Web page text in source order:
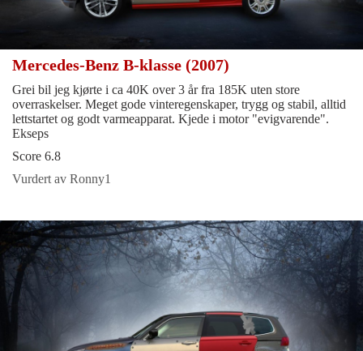
Mercedes-Benz B-klasse (2007)
Grei bil jeg kjørte i ca 40K over 3 år fra 185K uten store
overraskelser. Meget gode vinteregenskaper, trygg og stabil, alltid
lettstartet og godt varmeapparat. Kjede i motor "evigvarende".
Ekseps
Score 6.8
Vurdert av Ronny1